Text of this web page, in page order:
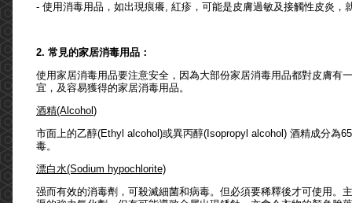
- 使用消毒用品，如出現痕癢, 紅疹，可能是皮膚過敏及接觸性皮炎，
2. 常見的家居消毒用品：
使用家居消毒用品要注意安全，因為大部份家居消毒用品都對皮膚有
宜，及容易獲得的家居消毒用品。
酒精(Alcohol )
市面上的乙醇(Ethyl alcohol)或異丙醇(Isopropyl alcohol) 酒精成分為
毒。
漂白水(Sodium hypochlorite)
强而有效的消毒劑，可殺滅細菌和病毒。但必須要稀釋後才可使用。